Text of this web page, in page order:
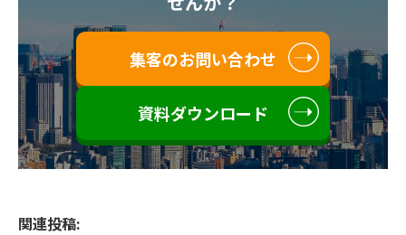
集客のお問い合わせ
資料ダウンロード
関連投稿: